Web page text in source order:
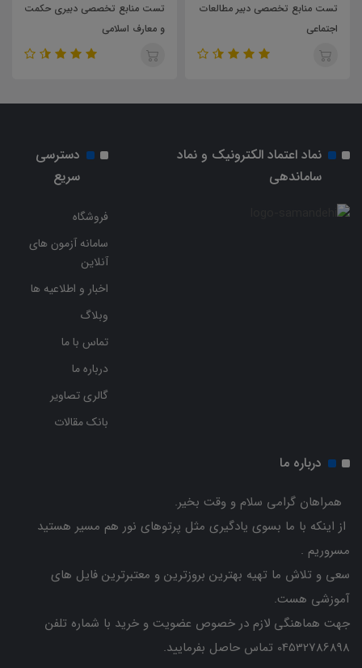
تست منابع تخصصی دبیری حکمت
و معارف اسلامی
تست کتاب راهنمای معلم فلسفه 1
پایه یازدهم
نماد اعتماد الکترونیک و نماد
ساماندهی
دسترسی
سریع
فروشگاه
سامانه آزمون های
آنلاین
اخبار و اطلاعیه ها
وبلاگ
تماس با ما
درباره ما
گالری تصاویر
بانک مقالات
درباره ما
همراهان گرامی سلام و وقت بخیر.
از اینکه با ما بسوی یادگیری مثل پرتوهای نور هم مسیر هستید
مسروریم .
سعی و تلاش ما تهیه بهترین بروزترین و معتبرترین فایل های
آموزشی هست.
جهت هماهنگی لازم در خصوص عضویت و خرید با شماره تلفن
04532786898 تماس حاصل بفرمایید.